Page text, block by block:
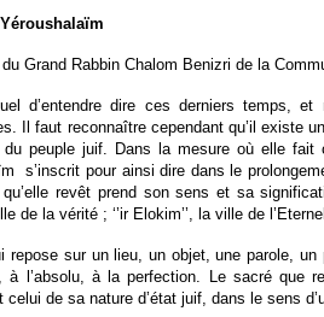
Grand Rabbin Chalom Benizri de la
d’entendre dire ces derniers temps,
Il faut reconnaître cependant qu’il existe
du peuple juif. Dans la mesure où elle
s’inscrit pour ainsi dire dans le
revêt prend son sens et sa
de la vérité ; ‘’ir Elokim’’, la ville de
repose sur un lieu, un objet, une parole,
à l’absolu, à la perfection. Le sacré que
de sa nature d’état juif, dans le sens